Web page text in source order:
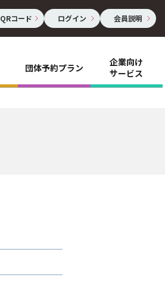
QRコード ログイン 会員説明
団体予約プラン
企業向け
サービス